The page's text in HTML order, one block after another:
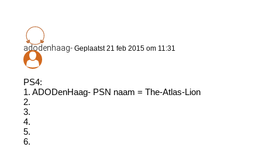
adodenhaag- Geplaatst 21 feb 2015 om 11:31
PS4:
1. ADODenHaag- PSN naam = The-Atlas-Lion
2.
3.
4.
5.
6.